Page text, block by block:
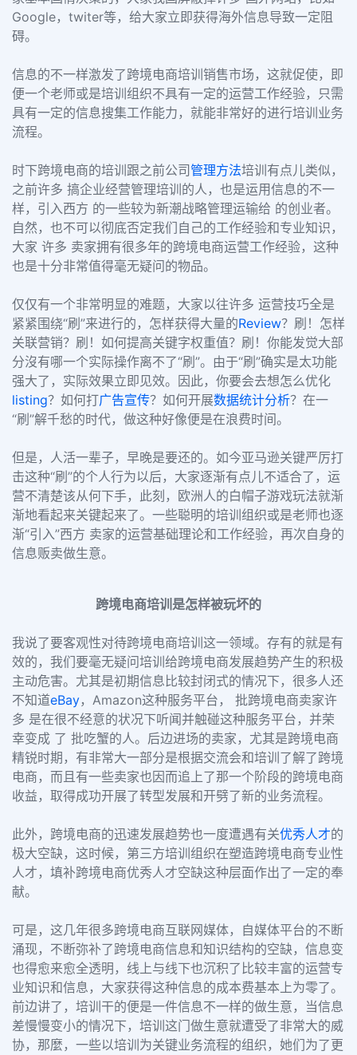
Google，twiter等，给大家立即获得海外信息导致一定阻
碍。
信息的不一样激发了跨境电商培训销售市场，这就促使，即
便一个老师或是培训组织不具有一定的运营工作经验，只需
具有一定的信息搜集工作能力，就能非常好的进行培训业务
流程。
时下跨境电商的培训跟之前公司 管理方法培训有点儿类似，
之前许多 搞企业经营管理培训的人，也是运用信息的不一
样，引入西方 的一些较为新潮战略管理运输给 的创业者。
自然，也不可以彻底否定我们自己的工作经验和专业知识，
大家 许多 卖家拥有很多年的跨境电商运营工作经验，这种
也是十分非常值得毫无疑问的物品。
仅仅有一个非常明显的难题，大家以往许多 运营技巧全是
紧紧围绕“刷”来进行的，怎样获得大量的Review？刷！怎样
关联营销？刷！如何提高关键字权重值？刷！你能发觉大部
分沒有哪一个实际操作离不了“刷”。由于“刷”确实是太功能
强大了，实际效果立即见效。因此，你要会去想怎么优化
listing？如何打广告宣传？如何开展数据统计分析？在一
“刷”解千愁的时代，做这种好像便是在浪费时间。
但是，人活一辈子，早晚是要还的。如今亚马逊关键严厉打
击这种“刷”的个人行为以后，大家逐渐有点儿不适合了，运
营不清楚该从何下手，此刻，欧洲人的白帽子游戏玩法就渐
渐地看起来关键起来了。一些聪明的培训组织或是老师也逐
渐“引入”西方 卖家的运营基础理论和工作经验，再次自身的
信息贩卖做生意。
跨境电商培训是怎样被玩坏的
我说了要客观性对待跨境电商培训这一领域。存有的就是有
效的，我们要毫无疑问培训给跨境电商发展趋势产生的积极
主动危害。尤其是初期信息比较封闭式的情况下，很多人还
不知道eBay，Amazon这种服务平台， 批跨境电商卖家许
多 是在很不经意的状况下听闻并触碰这种服务平台，并荣
幸变成 了 批吃蟹的人。后边进场的卖家，尤其是跨境电商
精锐时期，有非常大一部分是根据交流会和培训了解了跨境
电商，而且有一些卖家也因而追上了那一个阶段的跨境电商
收益，取得成功开展了转型发展和开劈了新的业务流程。
此外，跨境电商的迅速发展趋势也一度遭遇有关优秀人才的
极大空缺，这时候，第三方培训组织在塑造跨境电商专业性
人才，填补跨境电商优秀人才空缺这种层面作出了一定的奉
献。
可是，这几年很多跨境电商互联网媒体，自媒体平台的不断
涌现，不断弥补了跨境电商信息和知识结构的空缺，信息变
也得愈来愈全透明，线上与线下也沉积了比较丰富的运营专
业知识和信息，大家获得这种信息的成本费基本上为零了。
前边讲了，培训干的便是一件信息不一样的做生意，当信息
差慢慢变小的情况下，培训这门做生意就遭受了非常大的威
协，那麼，一些以培训为关键业务流程的组织，她们为了更